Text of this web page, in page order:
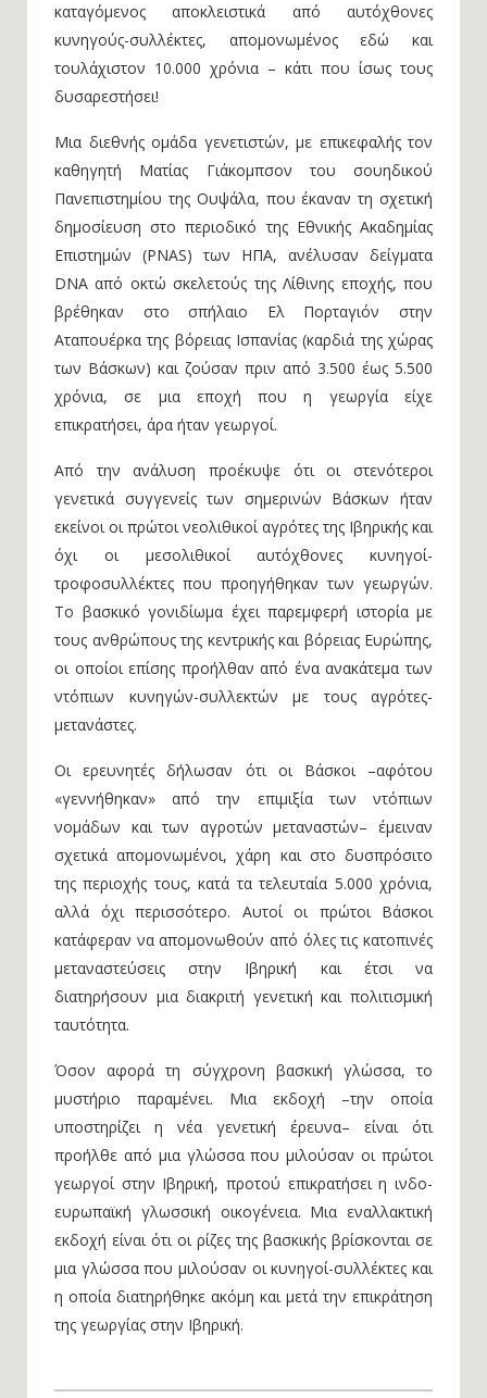
καταγόμενος αποκλειστικά από αυτόχθονες
κυνηγούς-συλλέκτες, απομονωμένος εδώ και
τουλάχιστον 10.000 χρόνια – κάτι που ίσως τους
δυσαρεστήσει!
Μια διεθνής ομάδα γενετιστών, με επικεφαλής τον
καθηγητή Ματίας Γιάκομπσον του σουηδικού
Πανεπιστημίου της Ουψάλα, που έκαναν τη σχετική
δημοσίευση στο περιοδικό της Εθνικής Ακαδημίας
Επιστημών (PNAS) των ΗΠΑ, ανέλυσαν δείγματα
DNA από οκτώ σκελετούς της Λίθινης εποχής, που
βρέθηκαν στο σπήλαιο Ελ Πορταγιόν στην
Αταπουέρκα της βόρειας Ισπανίας (καρδιά της χώρας
των Βάσκων) και ζούσαν πριν από 3.500 έως 5.500
χρόνια, σε μια εποχή που η γεωργία είχε
επικρατήσει, άρα ήταν γεωργοί.
Από την ανάλυση προέκυψε ότι οι στενότεροι
γενετικά συγγενείς των σημερινών Βάσκων ήταν
εκείνοι οι πρώτοι νεολιθικοί αγρότες της Ιβηρικής και
όχι οι μεσολιθικοί αυτόχθονες κυνηγοί-
τροφοσυλλέκτες που προηγήθηκαν των γεωργών.
Το βασκικό γονιδίωμα έχει παρεμφερή ιστορία με
τους ανθρώπους της κεντρικής και βόρειας Ευρώπης,
οι οποίοι επίσης προήλθαν από ένα ανακάτεμα των
ντόπιων κυνηγών-συλλεκτών με τους αγρότες-
μετανάστες.
Οι ερευνητές δήλωσαν ότι οι Βάσκοι –αφότου
«γεννήθηκαν» από την επιμιξία των ντόπιων
νομάδων και των αγροτών μεταναστών– έμειναν
σχετικά απομονωμένοι, χάρη και στο δυσπρόσιτο
της περιοχής τους, κατά τα τελευταία 5.000 χρόνια,
αλλά όχι περισσότερο. Αυτοί οι πρώτοι Βάσκοι
κατάφεραν να απομονωθούν από όλες τις κατοπινές
μεταναστεύσεις στην Ιβηρική και έτσι να
διατηρήσουν μια διακριτή γενετική και πολιτισμική
ταυτότητα.
Όσον αφορά τη σύγχρονη βασκική γλώσσα, το
μυστήριο παραμένει. Μια εκδοχή –την οποία
υποστηρίζει η νέα γενετική έρευνα– είναι ότι
προήλθε από μια γλώσσα που μιλούσαν οι πρώτοι
γεωργοί στην Ιβηρική, προτού επικρατήσει η ινδο-
ευρωπαϊκή γλωσσική οικογένεια. Μια εναλλακτική
εκδοχή είναι ότι οι ρίζες της βασκικής βρίσκονται σε
μια γλώσσα που μιλούσαν οι κυνηγοί-συλλέκτες και
η οποία διατηρήθηκε ακόμη και μετά την επικράτηση
της γεωργίας στην Ιβηρική.